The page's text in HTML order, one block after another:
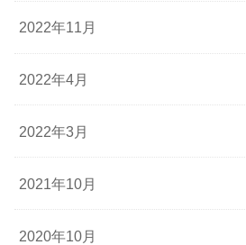
2022年11月
2022年4月
2022年3月
2021年10月
2020年10月